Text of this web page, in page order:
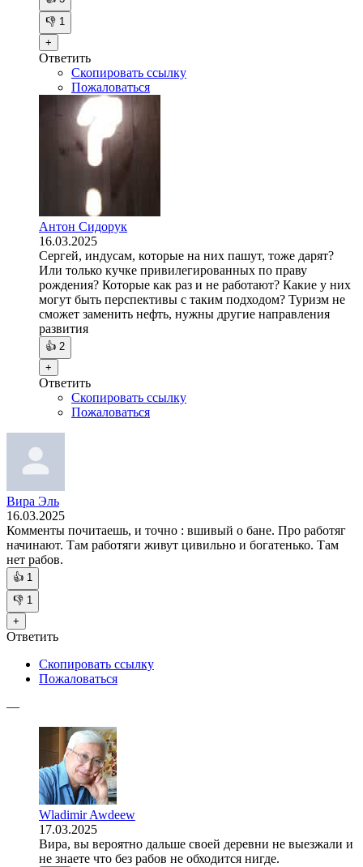
👎 1
+
Ответить
Скопировать ссылку
Пожаловаться
Антон Сидорук
16.03.2025
Сергей, индусам, которые на них пашут, тоже дарят?
Или только кучке привилегированных по праву
рождения? Которые как раз и не работают? Какие у них
могут быть перспективы с таким подходом? Туризм не
сможет заменить нефть, нужны другие направления
развития
👍 2
+
Ответить
Скопировать ссылку
Пожаловаться
Вира Эль
16.03.2025
Комменты почитаешь, и точно : вшивый о бане. Про работяг
начинают. Там работяги живут цивильно и богатенько. Там
нет рабов.
👍 1
👎 1
+
Ответить
Скопировать ссылку
Пожаловаться
—
Wladimir Awdeew
17.03.2025
Вира, вы вероятно дальше своей деревни не выезжали и
не знаете что без рабов не обходится нигде.